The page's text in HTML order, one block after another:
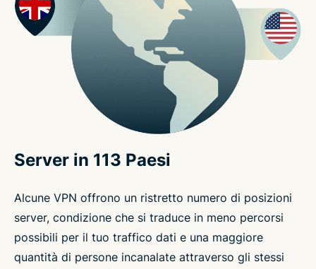
Server in 113 Paesi
Alcune VPN offrono un ristretto numero di posizioni
server, condizione che si traduce in meno percorsi
possibili per il tuo traffico dati e una maggiore
quantità di persone incanalate attraverso gli stessi